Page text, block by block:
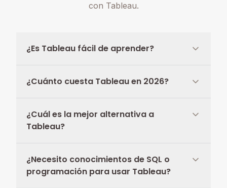
con Tableau.
¿Es Tableau fácil de aprender?
¿Cuánto cuesta Tableau en 2026?
¿Cuál es la mejor alternativa a
Tableau?
¿Necesito conocimientos de SQL o
programación para usar Tableau?